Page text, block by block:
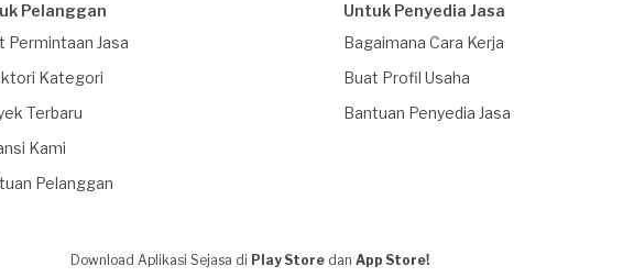
Pelanggan
Permintaan Jasa
Kategori
Terbaru
Kami
Pelanggan
Untuk Penyedia Jasa
Bagaimana Cara Kerja
Buat Profil Usaha
Bantuan Penyedia Jasa
Download Aplikasi Sejasa di Play Store dan App Store!